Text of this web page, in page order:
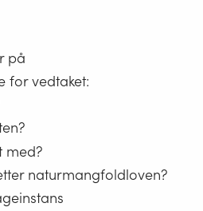
på
for vedtaket:
med?
naturmangfoldloven?